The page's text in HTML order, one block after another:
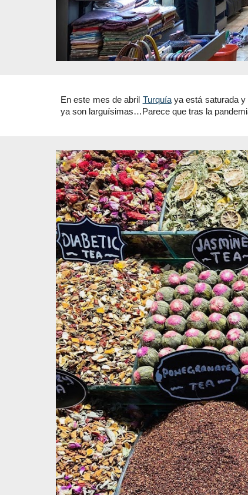
En este mes de abril Turquíaya está saturada y
ya son larguísimas…Parece que tras la